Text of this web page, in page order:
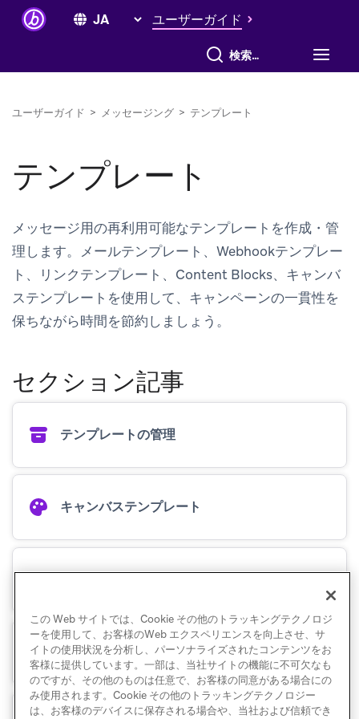
ユーザーガイド
すべて検索
ユーザーガイド > メッセージング > テンプレート
テンプレート
メッセージ用の再利用可能なテンプレートを作成・管
理します。メールテンプレート、Webhookテンプレー
ト、リンクテンプレート、Content Blocks、キャンバ
ステンプレートを使用して、キャンペーンの一貫性を
保ちながら時間を節約しましょう。
セクション記事
テンプレートの管理
キャンバステンプレート
アプリ内メッセージテンプレート
この Web サイトでは、Cookie その他のトラッキングテクノロジ
ーを使用して、お客様のWeb エクスペリエンスを向上させ、サ
イトの使用状況を分析し、パーソナライズされたコンテンツをお
客様に提供しています。一部は、当社サイトの機能に不可欠なも
のですが、その他のものは任意で、お客様の同意がある場合にの
み使用されます。Cookie その他のトラッキングテクノロジー
は、お客様のデバイスに保存される場合や、当社および信頼でき